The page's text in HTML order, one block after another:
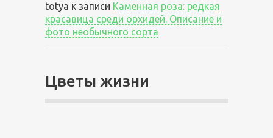
totya к записи Каменная роза: редкая
красавица среди орхидей. Описание и
фото необычного сорта
Цветы жизни